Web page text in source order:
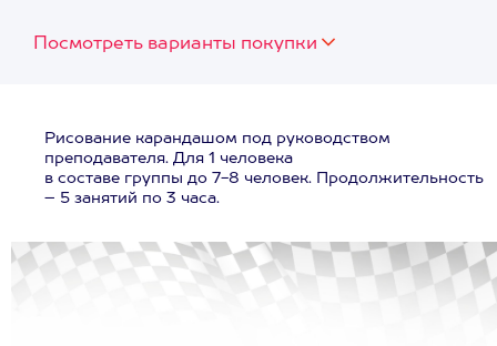
Посмотреть варианты покупки
Рисование карандашом под руководством
преподавателя. Для 1 человека
в составе группы до 7-8 человек. Продолжительность
– 5 занятий по 3 часа.